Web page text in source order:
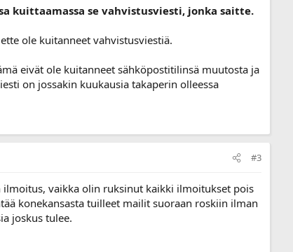
kuittaamassa se vahvistusviesti, jonka saitte.
ole kuitanneet vahvistusviestiä.
eivät ole kuitanneet sähköpostitilinsä muutosta ja
on jossakin kuukausia takaperin olleessa
#3
vaikka olin ruksinut kaikki ilmoitukset pois
konekansasta tuilleet mailit suoraan roskiin ilman
joskus tulee.